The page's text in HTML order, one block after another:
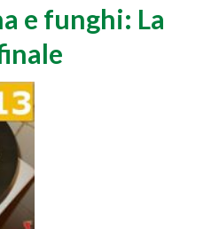
e funghi: La